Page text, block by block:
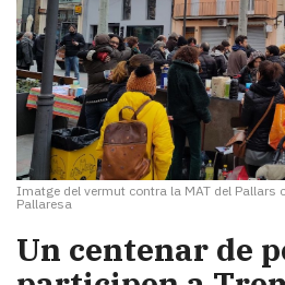
Imatge del vermut contra la MAT del Pallars
Pallaresa
Un centenar de